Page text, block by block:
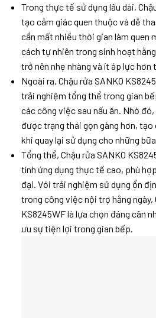
Trong thực tế sử dụng lâu dài,
tạo cảm giác quen thuộc và dễ
cần mất nhiều thời gian làm quen
cách tự nhiên trong sinh hoạt
trở nên nhẹ nhàng và ít áp lực hơn
Ngoài ra, Chậu rửa SANKO
trải nghiệm tổng thể trong gian
các công việc sau nấu ăn. Nhờ
được trạng thái gọn gàng hơn,
khi quay lại sử dụng cho những
Tổng thể, Chậu rửa SANKO
tính ứng dụng thực tế cao, phù
đại. Với trải nghiệm sử dụng ổn
trong công việc nội trợ hằng ngày,
KS8245WF là lựa chọn đáng cân
ưu sự tiện lợi trong gian bếp.